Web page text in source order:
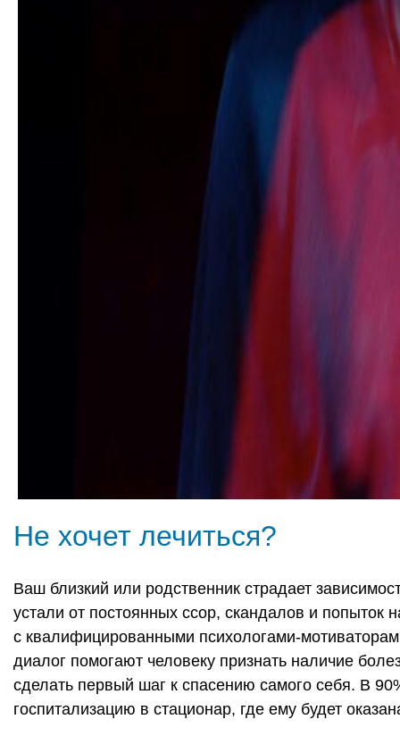
Не хочет лечиться?
Ваш близкий или родственник страдает
устали от постоянных ссор, скандалов и попыток
с квалифицированными психологами-
диалог помогают человеку признать наличие
сделать первый шаг к спасению самого себя. В
госпитализацию в стационар, где ему будет